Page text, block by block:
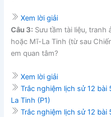
Xem lời giải
Câu 3: Sưu tầm tài liệu, tranh
hoặc Mĩ-La Tinh (từ sau
em quan tâm?
Xem lời giải
Trắc nghiệm lịch sử 12
La Tinh (P1)
Trắc nghiệm lịch sử 12